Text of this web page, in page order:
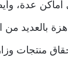
عدة،
بالعديد من
منتجات